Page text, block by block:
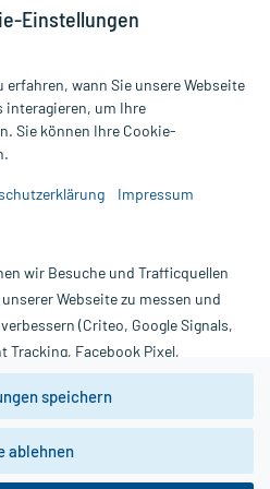
zzgl. Versandkosten
werden ausschließlich für
durch einen Arzt. Bitte
| Diese Webseite benutzt
dazu die wichtigen Hinweise in
Für den Widerruf einer Bestellung
und Bewertungen
Einstellungen
wann Sie unsere Webseite
interagieren, um Ihre
Sie können Ihre Cookie-
Impressum
wir Besuche und Trafficquellen
Webseite zu messen und
(Criteo, Google Signals,
Tracking, Facebook Pixel,
dass die
Anforderungen gem. EU-
ein Datentransfer in Drittstaaten bzw.
speichern
ablehnen